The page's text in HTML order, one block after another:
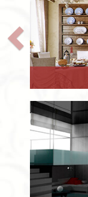
в виде
Этот
баров,
на
лампа
выдувного
качества.
Настольная
креативно.